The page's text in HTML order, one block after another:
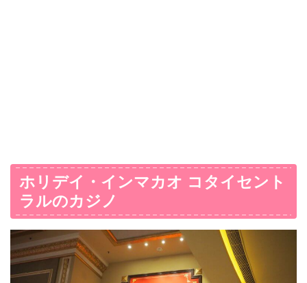
ホリデイ・インマカオ コタイセント
ラルのカジノ